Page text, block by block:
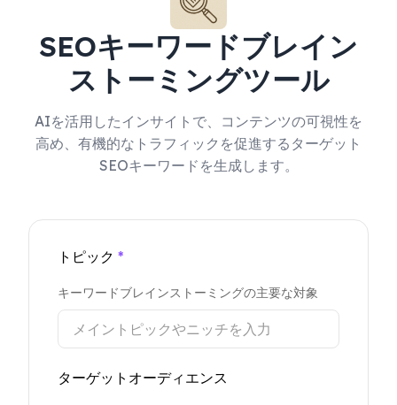
SEOキーワードブレイン
ストーミングツール
AIを活用したインサイトで、コンテンツの可視性を
高め、有機的なトラフィックを促進するターゲット
SEOキーワードを生成します。
トピック *
キーワードブレインストーミングの主要な対象
ターゲットオーディエンス